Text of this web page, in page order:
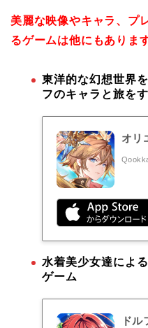
美麗な映像やキャラ、プ
るゲームは他にもありま
東洋的な幻想世界
フのキャラと旅を
オリ
水着美少女達によ
ゲーム
ド